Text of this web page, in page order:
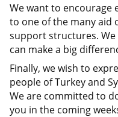
We want to encourage
to one of the many aid
support structures. We
can make a big
Finally, we wish to
people of Turkey and
We are committed to
you in the coming